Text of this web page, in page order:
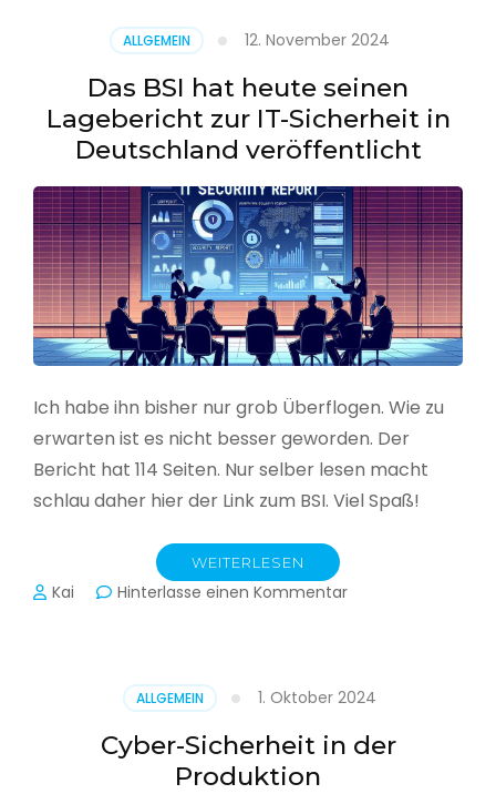
aus
CSV
erstellen
ALLGEMEIN 12. November 2024
Das BSI hat heute seinen
Lagebericht zur IT-Sicherheit in
Deutschland veröffentlicht
Ich habe ihn bisher nur grob Überflogen. Wie zu
erwarten ist es nicht besser geworden. Der
Bericht hat 114 Seiten. Nur selber lesen macht
schlau daher hier der Link zum BSI. Viel Spaß!
WEITERLESEN
Kai Hinterlasse einen Kommentarzu
seinen
Lagebericht
zur
ALLGEMEIN 1. Oktober 2024
Cyber-Sicherheit in der
Produktion